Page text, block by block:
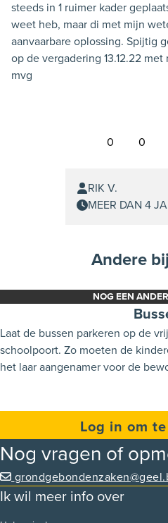
steeds in 1 ruimer kader
weet heb, maar di met mijn
aanvaarbare oplossing. Spijtig
op de vergadering 13.12.22 met
mvg
0 0
RIK V.
MEER DAN 4
Andere
NOG EEN
Laat de bussen parkeren op de
schoolpoort. Zo moeten de
het laar aangenamer voor de
is kan er ook aan de bewoners
door steeds aan de
leggen in plaats van stationair te
Log in om
Nog vragen of
Ik wil meer info over